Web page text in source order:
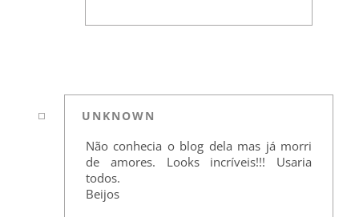
UNKNOWN
Não conhecia o blog dela mas já morri
de amores. Looks incríveis!!! Usaria
todos.
Beijos